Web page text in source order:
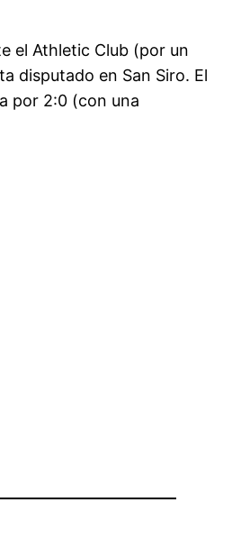
el Athletic Club (por un
disputado en San Siro. El
por 2:0 (con una